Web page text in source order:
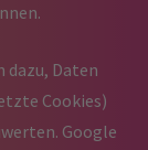
dazu, Daten
Cookies)
Google